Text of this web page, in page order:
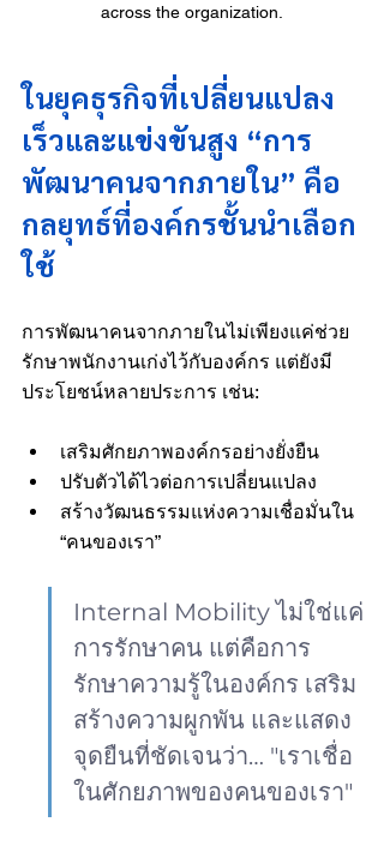
across the organization.
ในยุคธุรกิจที่เปลี่ยนแปลง
เร็วและแข่งขันสูง “การ
พัฒนาคนจากภายใน” คือ
กลยุทธ์ที่องค์กรชั้นนำเลือก
ใช้
การพัฒนาคนจากภายในไม่เพียงแค่ช่วย
รักษาพนักงานเก่งไว้กับองค์กร แต่ยังมี
ประโยชน์หลายประการ เช่น:
เสริมศักยภาพองค์กรอย่างยั่งยืน
ปรับตัวได้ไวต่อการเปลี่ยนแปลง
สร้างวัฒนธรรมแห่งความเชื่อมั่นใน
“คนของเรา”
Internal Mobility ไม่ใช่แค่
การรักษาคน แต่คือการ
รักษาความรู้ในองค์กร เสริม
สร้างความผูกพัน และแสดง
จุดยืนที่ชัดเจนว่า… "เราเชื่อ
ในศักยภาพของคนของเรา"